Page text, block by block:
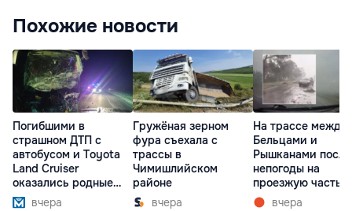
Похожие новости
Погибшими в
страшном ДТП с
автобусом и Toyota
Land Cruiser
оказались родные
братьявчера
Гружёная зерном
фура съехала с
трассы в
Чимишлийском
районе
вчера
На трассе между
Бельцами и
Рышканами после
непогоды на
проезжую часть
упали деревья
вчера